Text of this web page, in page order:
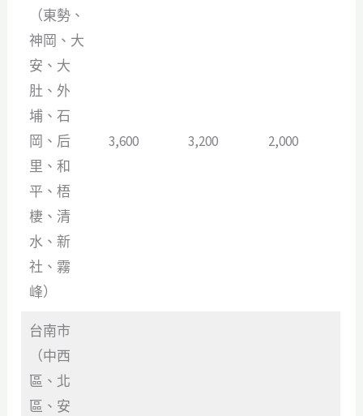
（東勢、
神岡、大
安、大
肚、外
埔、石
岡、后
里、和
平、梧
棲、清
水、新
社、霧
峰）
3,600 3,200 2,000
台南市
（中西
區、北
區、安